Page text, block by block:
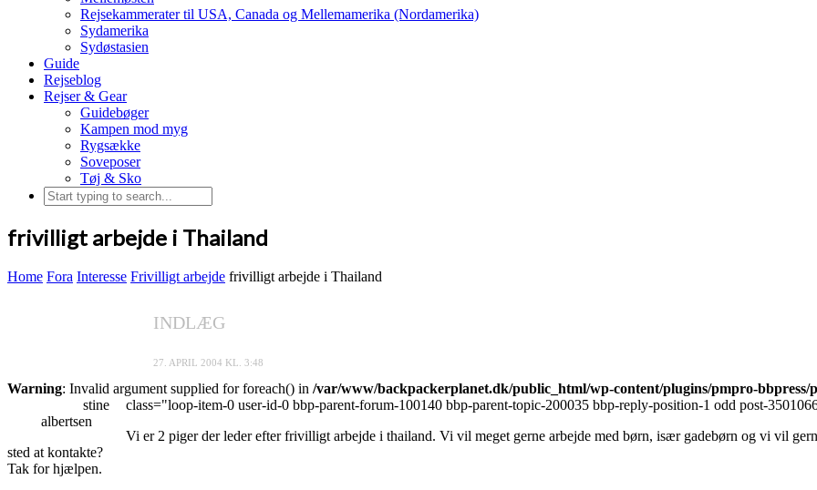
Rejsekammerater til USA, Canada og Mellemamerika (Nordamerika)
Sydamerika
Sydøstasien
Guide
Rejseblog
Rejser & Gear
Guidebøger
Kampen mod myg
Rygsække
Soveposer
Tøj & Sko
frivilligt arbejde i Thailand
Home Fora Interesse Frivilligt arbejde frivilligt arbejde i Thailand
INDLÆG
27. APRIL 2004 KL. 3:48
Warning: Invalid argument supplied for foreach() in /var/www/backpackerplanet.dk/public_html/wp-content/plugins/pmpro-bbpress/
class="loop-item-0 user-id-0 bbp-parent-forum-100140 bbp-parent-topic-200035 bbp-reply-position-1 odd post-
stine
albertsen
Vi er 2 piger der leder efter frivilligt arbejde i thailand. Vi vil meget gerne arbejde med børn, især gadebørn og vi vil
sted at kontakte?
Tak for hjælpen.